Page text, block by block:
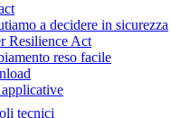
a decidere in sicurezza
Resilience Act
reso facile
tecnici